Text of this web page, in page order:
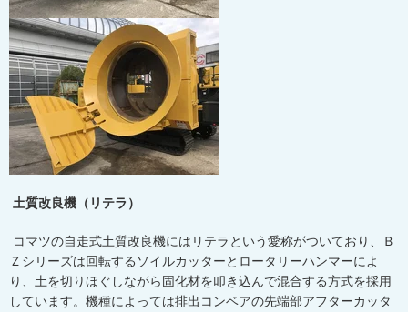
土質改良機（リテラ）
コマツの自走式土質改良機にはリテラという愛称がついており、Ｂ
Ｚシリーズは回転するソイルカッターとロータリーハンマーによ
り、土を切りほぐしながら固化材を叩き込んで混合する方式を採用
しています。機種によっては排出コンベアの先端部アフターカッタ